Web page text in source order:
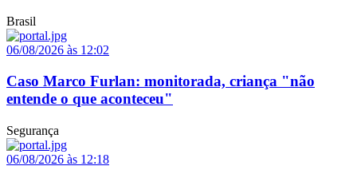
Brasil
06/08/2026 às 12:02
Caso Marco Furlan: monitorada, criança "não
entende o que aconteceu"
Segurança
06/08/2026 às 12:18